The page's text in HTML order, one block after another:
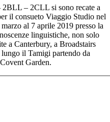
– 2CLL si sono recate a
il consueto Viaggio Studio nel
al 7 aprile 2019 presso la
linguistiche, non solo
a Canterbury, a Broadstairs
lungo il Tamigi partendo da
Garden.